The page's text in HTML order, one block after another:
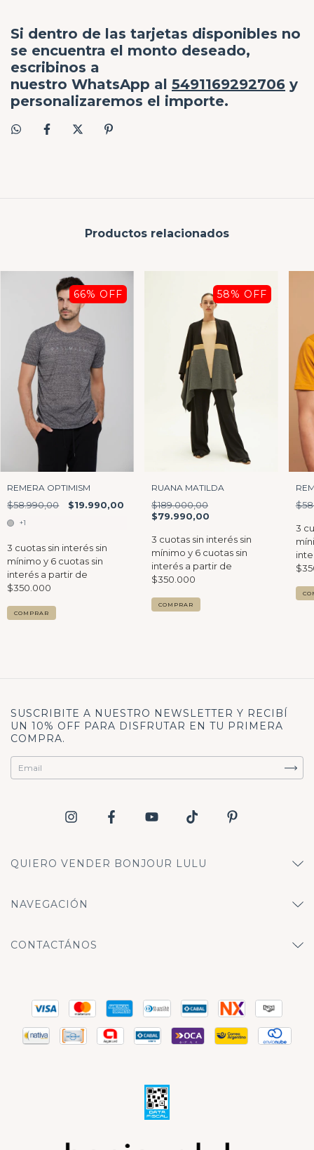
Si dentro de las tarjetas disponibles no
se encuentra el monto deseado,
escribinos a
nuestro WhatsApp al 5491169292706 y
personalizaremos el importe.
Productos relacionados
66% OFF
REMERA OPTIMISM
$58.990,00 $19.990,00
+1
COMPRAR
58% OFF
RUANA MATILDA
$189.000,00
$79.990,00
COMPRAR
SUSCRIBITE A NUESTRO NEWSLETTER Y RECIBÍ
UN 10% OFF PARA DISFRUTAR EN TU PRIMERA
COMPRA.
QUIERO VENDER BONJOUR LULU
NAVEGACIÓN
CONTACTÁNOS